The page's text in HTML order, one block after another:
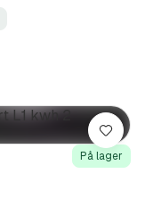
På lager
Lagre